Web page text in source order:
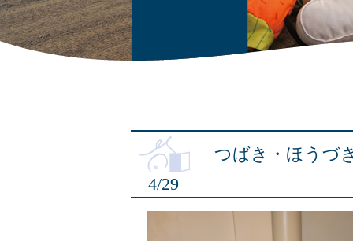
4/29
つばき・ほうづ